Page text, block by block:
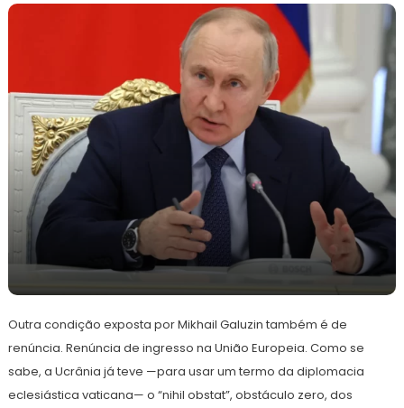
maio
de
Outra condição exposta por Mikhail Galuzin também é de
renúncia. Renúncia de ingresso na União Europeia. Como se
sabe, a Ucrânia já teve —para usar um termo da diplomacia
eclesiástica vaticana— o “nihil obstat”, obstáculo zero, dos